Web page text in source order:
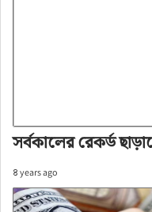
সর্বকালের রেকর্ড
৪ years ago